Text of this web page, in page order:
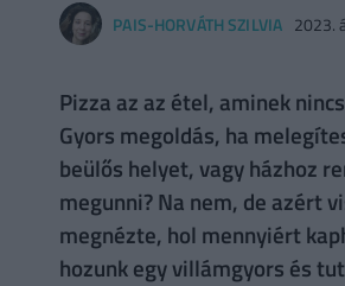
PAIS-HORVÁTH SZILVIA 2023.
Pizza az az étel, aminek
Gyors megoldás, ha
beülős helyet, vagy házhoz
megunni? Na nem, de azért
megnézte, hol mennyiért
hozunk egy villámgyors és